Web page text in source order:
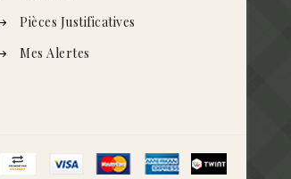
Pièces Justificatives
Mes Alertes